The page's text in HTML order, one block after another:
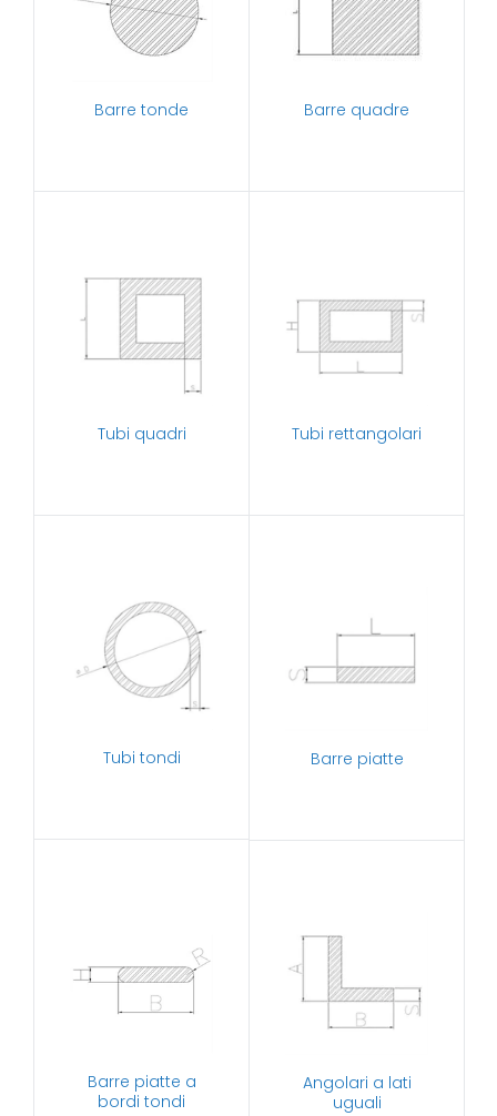
Barre tonde Barre quadre
Tubi quadri Tubi rettangolari
Tubi tondi Barre piatte
Barre piatte a
bordi tondi
Angolari a lati
uguali